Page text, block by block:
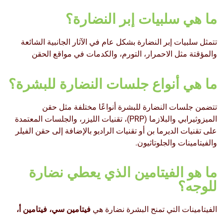
ما هي سلبيات إبر النضارة؟
تتمثل سلبيات إبر النضارة بشكل عام في الآثار الجانبية الشائعة
والمؤقتة مثل الاحمرار، التورم، والكدمات في مواقع الحقن
ما هي أنواع جلسات النضارة للبشرة؟
تتضمن جلسات النضارة للبشرة أنواعًا مختلفة مثل حقن
الميزوثيرابي والبلازما (PRP)، تقنيات الليزر، والجلسات المعتمدة
على تقنيات الديرما بن أو تقنيات الراديو بالإضافة إلى حقن الفيلر
والفيتامينات والجلوتاثيون.
ما هو الفيتامين الذي يعطي نضارة
للوجه؟
الفيتامينات التي تمنح البشرة نضارة هي فيتامين سي، فيتامين أ،